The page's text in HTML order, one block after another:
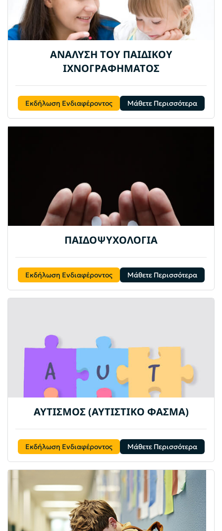
ΑΝΑΛΥΣΗ ΤΟΥ ΠΑΙΔΙΚΟΥ
ΙΧΝΟΓΡΑΦΗΜΑΤΟΣ
Εκδήλωση Ενδιαφέροντος Μάθετε Περισσότερα
ΠΑΙΔΟΨΥΧΟΛΟΓΙΑ
Εκδήλωση Ενδιαφέροντος Μάθετε Περισσότερα
ΑΥΤΙΣΜΟΣ (ΑΥΤΙΣΤΙΚΟ ΦΑΣΜΑ)
Εκδήλωση Ενδιαφέροντος Μάθετε Περισσότερα